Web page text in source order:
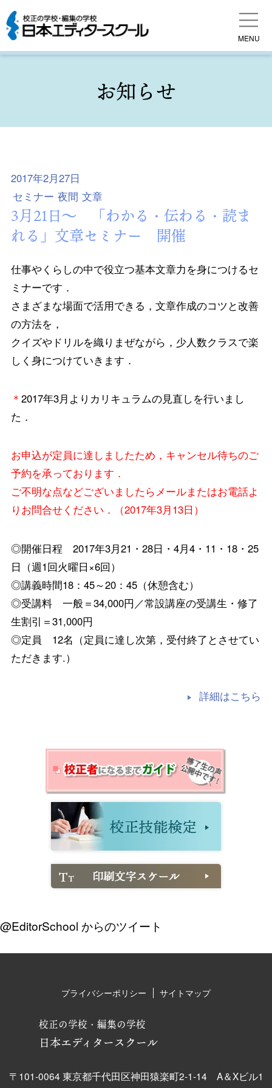
MENU
お知らせ
2017年2月27日
セミナー 夜間 文章
3月21日～ 「わかる・伝わる・読ま
れる」文章セミナー 開催
仕事やくらしの中で役立つ基本文章力を身につけるセ
ミナーです．
さまざまな場面で活用できる，文章作成のコツと改善
の方法を，
クイズやドリルを織りまぜながら，少人数クラスで楽
しく身につけていきます．
＊ 2017年3月よりカリキュラムの見直しを行いまし
た．
お申込が定員に達しましたため，キャンセル待ちのご
予約を承っております．
ご不明な点などございましたらメールまたはお電話よ
りお問合せください．（2017年3月13日）
◎開催日程 2017年3月21・28日・4月4・11・18・25
日（週1回火曜日×6回）
◎講義時間18：45～20：45（休憩含む）
◎受講料 一般＝34,000円／常設講座の受講生・修了
生割引＝31,000円
◎定員 12名（定員に達し次第，受付終了とさせてい
ただきます.）
詳細はこちら
@EditorSchool からのツイート
校正の学校・編集の学校
日本エディタースクール
〒101-0064 東京都千代田区神田猿楽町2-1-14 A＆Xビル1
プライバシーポリシー サイトマップ